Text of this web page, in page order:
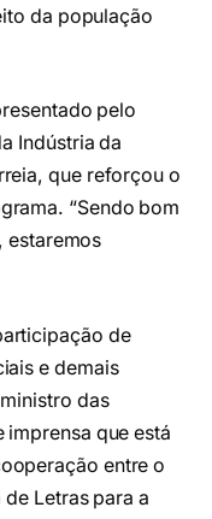
da população
pelo
Indústria da
que reforçou o
“Sendo bom
estaremos
de
e demais
das
que está
entre o
Letras para a